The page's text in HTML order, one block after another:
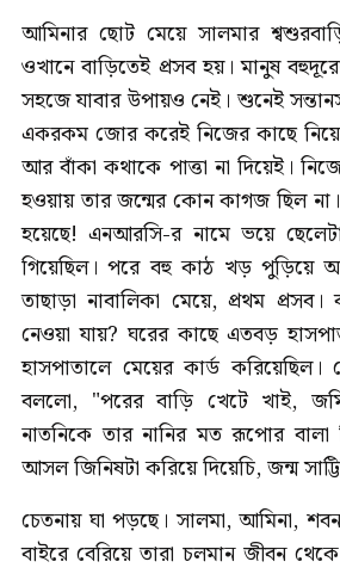
আমিনার ছোট মেয়ে সালমার
ওখানে বাড়িতেই প্রসব হয়। মানুষ
সহজে যাবার উপায়ও নেই। শুনেই
একরকম জোর করেই নিজের কাছে
আর বাঁকা কথাকে পাত্তা না দিয়েই।
হওয়ায় তার জন্মের কোন কাগজ ছিল
হয়েছে! এনআরসি-র নামে ভয়ে
গিয়েছিল। পরে বহু কাঠ খড় পুড়িয়ে
তাছাড়া নাবালিকা মেয়ে, প্রথম
নেওয়া যায়? ঘরের কাছে এতবড়
হাসপাতালে মেয়ের কার্ড করিয়েছিল।
বললো, "পরের বাড়ি খেটে খাই,
নাতনিকে তার নানির মত রূপোর বালা
আসল জিনিষটা করিয়ে দিয়েচি, জন্ম
চেতনায় ঘা পড়ছে। সালমা, আমিনা,
বাইরে বেরিয়ে তারা চলমান জীবন